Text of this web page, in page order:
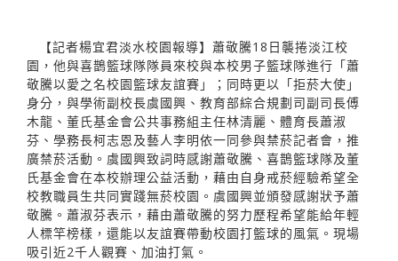
【記者楊宜君淡水校園報導】蕭敬騰18日襲捲淡江校
園，他與喜鵲籃球隊隊員來校與本校男子籃球隊進行「蕭
敬騰以愛之名校園籃球友誼賽」；同時更以「拒菸大使」
身分，與學術副校長虞國興、教育部綜合規劃司副司長傅
木龍、董氏基金會公共事務組主任林清麗、體育長蕭淑
芬、學務長柯志恩及藝人李明依一同參與禁菸記者會，推
廣禁菸活動。虞國興致詞時感謝蕭敬騰、喜鵲籃球隊及董
氏基金會在本校辦理公益活動，藉由自身戒菸經驗希望全
校教職員生共同實踐無菸校園。虞國興並頒發感謝狀予蕭
敬騰。蕭淑芬表示，藉由蕭敬騰的努力歷程希望能給年輕
人標竿榜樣，還能以友誼賽帶動校園打籃球的風氣。現場
吸引近2千人觀賽、加油打氣。